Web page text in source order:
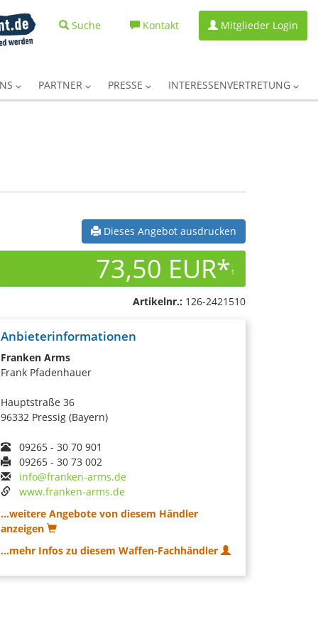
Suche Kontakt Mitglieder Login
PARTNER PRESSE INTERESSENVERTRETUNG
Dieses Angebot ausdrucken
73,50 EUR*1
Artikelnr.: 126-2421510
Anbieterinformationen
Franken Arms
Frank Pfadenhauer
Hauptstraße 36
96332 Pressig (Bayern)
09265 - 30 70 901
09265 - 30 73 002
info@franken-arms.de
www.franken-arms.de
...weitere Angebote von diesem Händler
anzeigen
...mehr Infos zu diesem Waffen-Fachhändler